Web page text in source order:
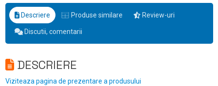
Descriere Produse similare Review-uri
Discutii, comentarii
DESCRIERE
Viziteaza pagina de prezentare a produsului